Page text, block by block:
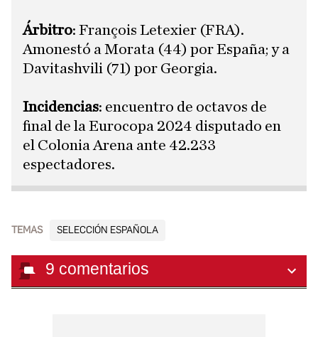
Árbitro: François Letexier (FRA).
Amonestó a Morata (44) por España; y a
Davitashvili (71) por Georgia.
Incidencias: encuentro de octavos de
final de la Eurocopa 2024 disputado en
el Colonia Arena ante 42.233
espectadores.
TEMAS SELECCIÓN ESPAÑOLA
9 comentarios